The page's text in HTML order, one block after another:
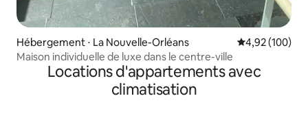
Hébergement ⋅ La Nouvelle-Orléans Évaluation
4,92 (100)
Maison individuelle de luxe dans le centre-ville
Locations d'appartements avec
climatisation